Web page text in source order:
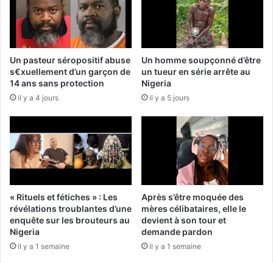
Un pasteur séropositif abuse
s€xuellement d’un garçon de
14 ans sans protection
il y a 4 jours
Un homme soupçonné d’être
un tueur en série arrête au
Nigeria
il y a 5 jours
« Rituels et fétiches » : Les
révélations troublantes d’une
enquête sur les brouteurs au
Nigeria
il y a 1 semaine
Après s’être moquée des
mères célibataires, elle le
devient à son tour et
demande pardon
il y a 1 semaine